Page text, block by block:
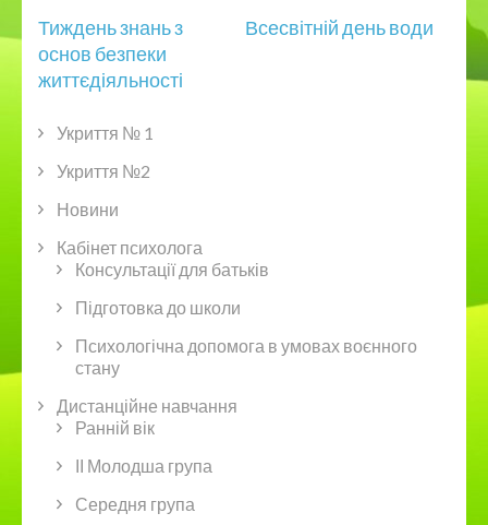
Навігація
записів
Тиждень знань з
основ безпеки
життєдіяльності
Всесвітній день води
Укриття № 1
Укриття №2
Новини
Кабінет психолога
Консультації для батьків
Підготовка до школи
Психологічна допомога в умовах воєнного
стану
Дистанційне навчання
Ранній вік
ІІ Молодша група
Середня група